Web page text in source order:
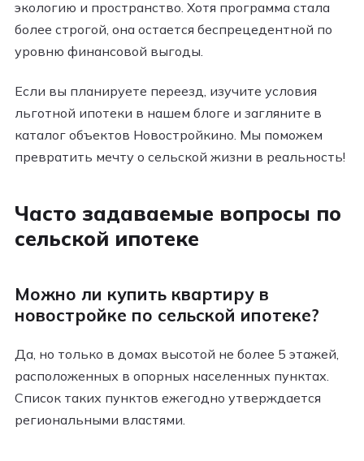
экологию и пространство. Хотя программа стала
более строгой, она остается беспрецедентной по
уровню финансовой выгоды.
Если вы планируете переезд, изучите условия
льготной ипотеки в нашем блоге и загляните в
каталог объектов Новостройкино. Мы поможем
превратить мечту о сельской жизни в реальность!
Часто задаваемые вопросы по
сельской ипотеке
Можно ли купить квартиру в
новостройке по сельской ипотеке?
Да, но только в домах высотой не более 5 этажей,
расположенных в опорных населенных пунктах.
Список таких пунктов ежегодно утверждается
региональными властями.